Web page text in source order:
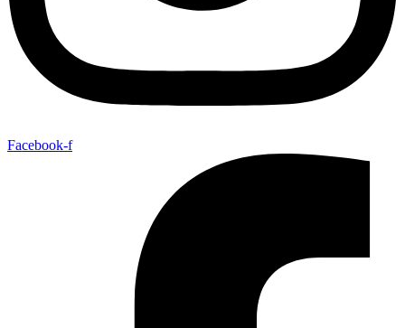
Facebook-f